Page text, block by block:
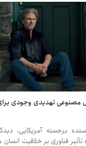
مصنوعی تهدیدی وجودی
برجسته آمریکایی،
فناوری بر خلاقیت